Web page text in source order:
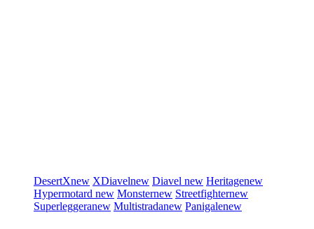
DesertXnew XDiavelnew Diavel new Heritagenew
Hypermotard new Monsternew Streetfighternew
Superleggeranew Multistradanew Panigalenew